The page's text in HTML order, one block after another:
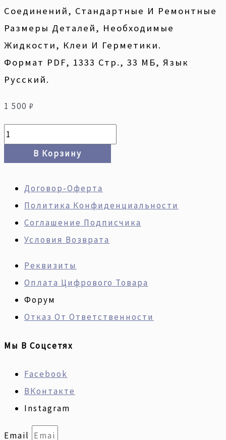
Соединений, Стандартные И Ремонтные
Размеры Деталей, Необходимые
Жидкости, Клеи И Герметики.
Формат PDF, 1333 Стр., 33 МБ, Язык
Русский.
1 500 ₽
В Корзину
Договор-Оферта
Политика Конфиденциальности
Соглашение Подписчика
Условия Возврата
Реквизиты
Оплата Цифрового Товара
Форум
Отказ От Ответственности
Мы В Соцсетях
Facebook
ВКонтакте
Instagram
Email